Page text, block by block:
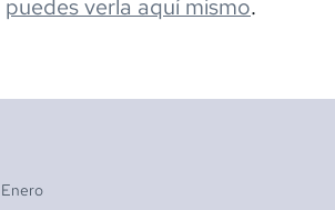
puedes verla aquí mismo.
Enero